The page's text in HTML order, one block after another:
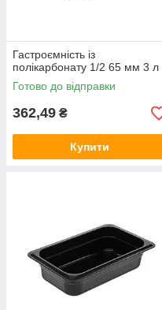
Гастроємність із
полікарбонату 1/2 65 мм 3 л
Готово до відправки
362,49 ₴
Купити